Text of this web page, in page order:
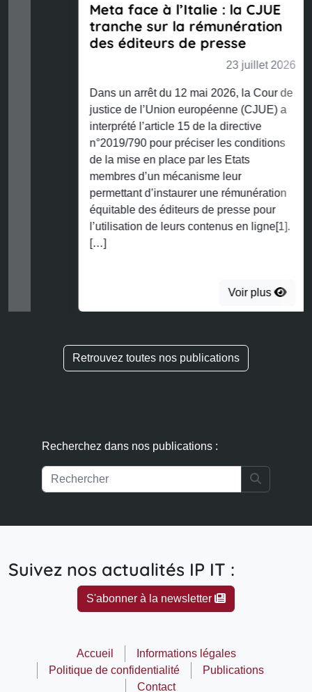
Meta face à l’Italie : la CJUE
tranche sur la rémunération
des éditeurs de presse
23 juillet 2026
Dans un arrêt du 12 mai 2026, la Cour de
justice de l’Union européenne (CJUE) a
interprété l’article 15 de la directive
n°2019/790 pour préciser les conditions
de la mise en place par les Etats
membres d’un mécanisme leur
permettant d’instaurer une rémunération
équitable des éditeurs de presse pour
l’utilisation de leurs contenus en ligne[1].
Voir plus
Retrouvez toutes nos publications
Recherchez dans nos publications :
Suivez nos actualités IP IT :
S'abonner à la newsletter
Accueil
Informations légales
Politique de confidentialité
Publications
Contact